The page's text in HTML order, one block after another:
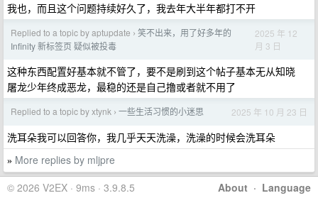
我也，而且这个问题持续好久了，我去年大半年都打不开
Replied to a topic by aptupdate › 笑不出来，用了好多年的
Infinity 新标签页 疑似被投毒
2025 年 12
月 3 日
这种东西配置好基本就不管了，要不是刷到这个帖子基本无从知晓
屠龙少年终成恶龙，最稳的还是自己撸或者就不用了
Replied to a topic by xtynk › 一些生活习惯的小迷思 2025 年 10 月 23 日
洗耳朵我可以回答你，我几乎天天洗澡，洗澡的时候会洗耳朵
» More replies by mljpre
About · Language
© 2026 V2EX · 9ms · 3.9.8.5